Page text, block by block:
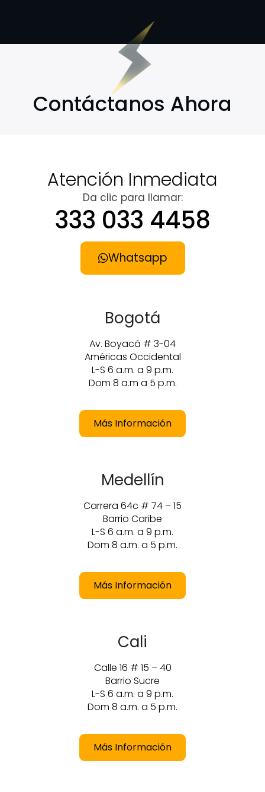
Contáctanos Ahora
Atención Inmediata
Da clic para llamar:
333 033 4458
Whatsapp
Bogotá
Av. Boyacá # 3-04
Américas Occidental
L-S 6 a.m. a 9 p.m.
Dom 8 a.m a 5 p.m.
Más Información
Medellín
Carrera 64c # 74 – 15
Barrio Caribe
L-S 6 a.m. a 9 p.m.
Dom 8 a.m. a 5 p.m.
Más Información
Cali
Calle 16 # 15 – 40
Barrio Sucre
L-S 6 a.m. a 9 p.m.
Dom 8 a.m. a 5 p.m.
Más Información